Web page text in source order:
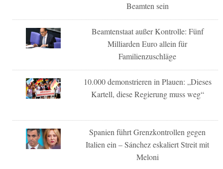
Beamten sein
Beamtenstaat außer Kontrolle: Fünf
Milliarden Euro allein für
Familienzuschläge
10.000 demonstrieren in Plauen: „Dieses
Kartell, diese Regierung muss weg“
Spanien führt Grenzkontrollen gegen
Italien ein – Sánchez eskaliert Streit mit
Meloni